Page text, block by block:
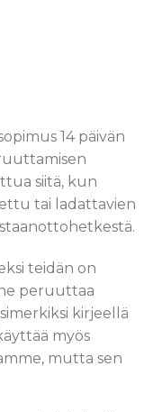
14 päivän
siitä, kun
tai ladattavien
teidän on
peruuttaa
kirjeellä
myös
mutta sen